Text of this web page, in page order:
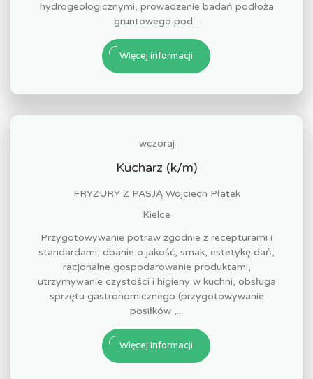
hydrogeologicznymi, prowadzenie badań podłoża
gruntowego pod...
Więcej informacji
wczoraj
Kucharz (k/m)
FRYZURY Z PASJĄ Wojciech Płatek
Kielce
Przygotowywanie potraw zgodnie z recepturami i
standardami, dbanie o jakość, smak, estetykę dań,
racjonalne gospodarowanie produktami,
utrzymywanie czystości i higieny w kuchni, obsługa
sprzętu gastronomicznego (przygotowywanie
posiłków ,...
Więcej informacji